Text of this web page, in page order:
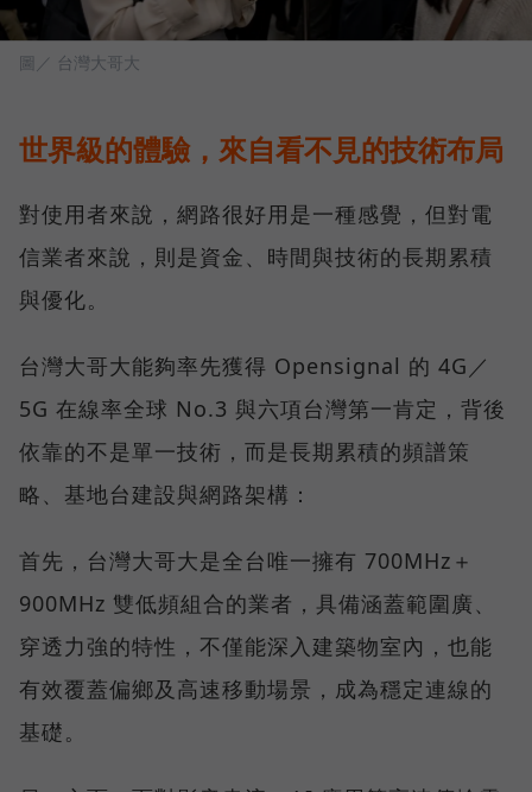
圖／ 台灣大哥大
世界級的體驗，來自看不見的技術布局
對使用者來說，網路很好用是一種感覺，但對電
信業者來說，則是資金、時間與技術的長期累積
與優化。
台灣大哥大能夠率先獲得 Opensignal 的 4G／
5G 在線率全球 No.3 與六項台灣第一肯定，背後
依靠的不是單一技術，而是長期累積的頻譜策
略、基地台建設與網路架構：
首先，台灣大哥大是全台唯一擁有 700MHz＋
900MHz 雙低頻組合的業者，具備涵蓋範圍廣、
穿透力強的特性，不僅能深入建築物室內，也能
有效覆蓋偏鄉及高速移動場景，成為穩定連線的
基礎。